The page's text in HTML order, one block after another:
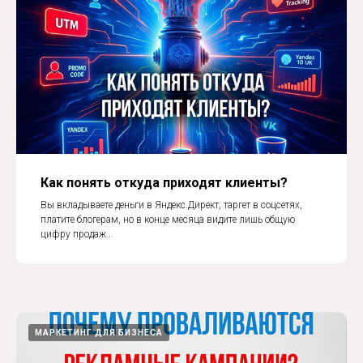
Как понять откуда приходят клиенты?
Вы вкладываете деньги в Яндекс.Директ, таргет в соцсетях,
платите блогерам, но в конце месяца видите лишь общую
цифру продаж...
МАРКЕТИНГ ДЛЯ БИЗНЕСА